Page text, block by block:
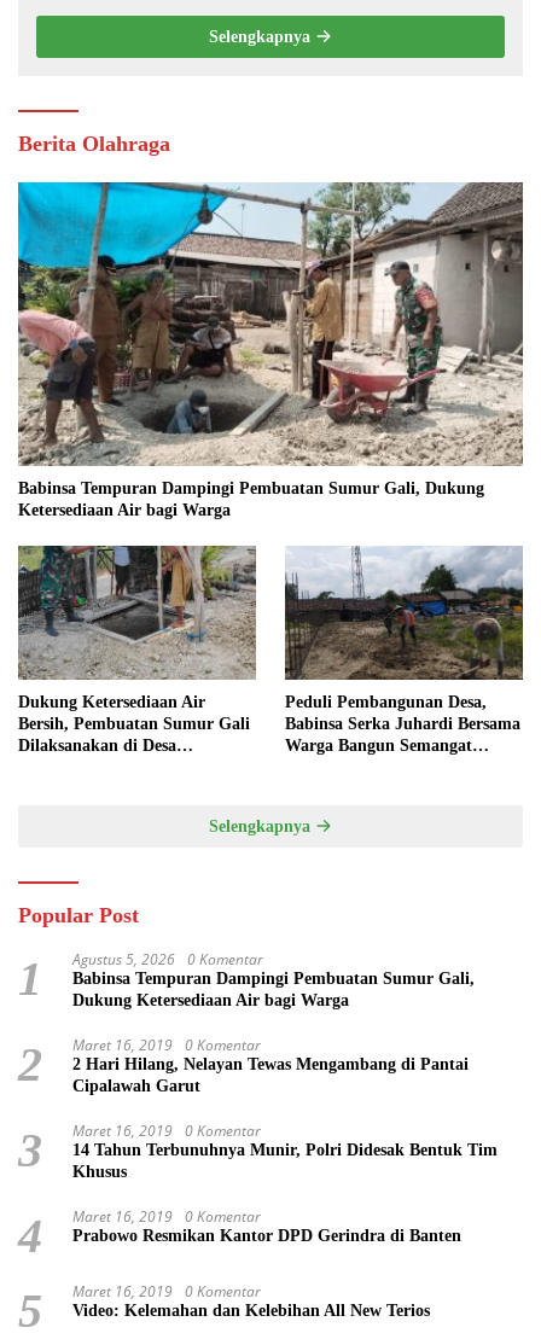
Selengkapnya
Berita Olahraga
Babinsa Tempuran Dampingi Pembuatan Sumur Gali, Dukung
Ketersediaan Air bagi Warga
Dukung Ketersediaan Air
Bersih, Pembuatan Sumur Gali
Dilaksanakan di Desa
Peduli Pembangunan Desa,
Babinsa Serka Juhardi Bersama
Warga Bangun Semangat
Selengkapnya
Popular Post
1 Agustus 5, 2026 0 Komentar
Babinsa Tempuran Dampingi Pembuatan Sumur Gali,
Dukung Ketersediaan Air bagi Warga
2 Maret 16, 2019 0 Komentar
2 Hari Hilang, Nelayan Tewas Mengambang di Pantai
Cipalawah Garut
3 Maret 16, 2019 0 Komentar
14 Tahun Terbunuhnya Munir, Polri Didesak Bentuk Tim
Khusus
4 Maret 16, 2019 0 Komentar
Prabowo Resmikan Kantor DPD Gerindra di Banten
5 Maret 16, 2019 0 Komentar
Video: Kelemahan dan Kelebihan All New Terios